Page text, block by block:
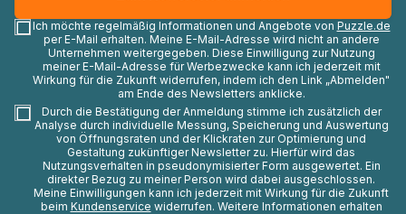
Ich möchte regelmäßig Informationen und Angebote von Puzzle.de
per E-Mail erhalten. Meine E-Mail-Adresse wird nicht an andere
Unternehmen weitergegeben. Diese Einwilligung zur Nutzung
meiner E-Mail-Adresse für Werbezwecke kann ich jederzeit mit
Wirkung für die Zukunft widerrufen, indem ich den Link „Abmelden"
am Ende des Newsletters anklicke.
Durch die Bestätigung der Anmeldung stimme ich zusätzlich der
Analyse durch individuelle Messung, Speicherung und Auswertung
von Öffnungsraten und der Klickraten zur Optimierung und
Gestaltung zukünftiger Newsletter zu. Hierfür wird das
Nutzungsverhalten in pseudonymisierter Form ausgewertet. Ein
direkter Bezug zu meiner Person wird dabei ausgeschlossen.
Meine Einwilligungen kann ich jederzeit mit Wirkung für die Zukunft
beim Kundenservice widerrufen. Weitere Informationen erhalten